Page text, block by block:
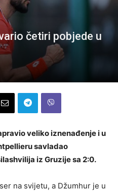
četiri pobjede u
veliko iznenađenje i u
savladao
iz Gruzije sa 2:0.
na svijetu, a Džumhur je u